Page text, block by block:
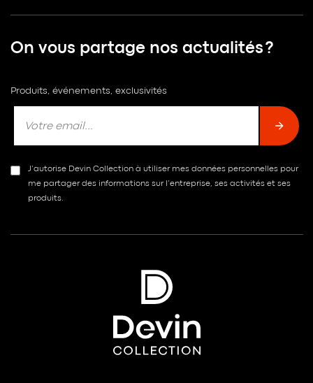
On vous partage nos actualités ?
Produits, événements, exclusivités
J’autorise Devin Collection à utiliser mes données personnelles pour
me partager des informations sur l’entreprise, ses activités et ses
produits.